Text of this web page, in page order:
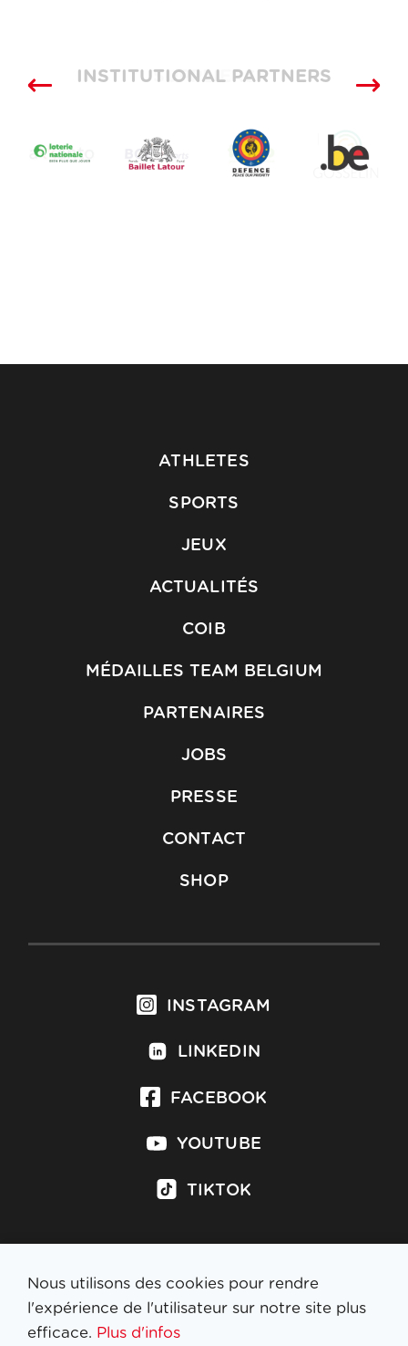
SUPPLIERS
INSTITUTIONAL PARTNERS
ATHLETES
SPORTS
JEUX
ACTUALITÉS
COIB
MÉDAILLES TEAM BELGIUM
PARTENAIRES
JOBS
PRESSE
CONTACT
SHOP
INSTAGRAM
LINKEDIN
FACEBOOK
YOUTUBE
TIKTOK
S'inscrire à la newsletter
Nous utilisons des cookies pour rendre
l'expérience de l'utilisateur sur notre site plus
efficace. Plus d'infos